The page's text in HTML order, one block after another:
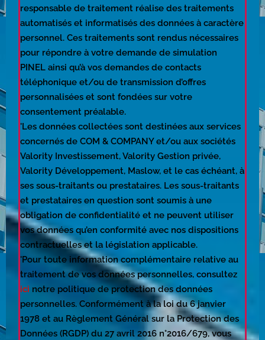
responsable de traitement réalise des traitements
automatisés et informatisés des données à caractère
personnel. Ces traitements sont rendus nécessaires
pour répondre à votre demande de simulation
PINEL ainsi qu’à vos demandes de contacts
téléphonique et/ou de transmission d’offres
personnalisées et sont fondées sur votre
consentement préalable.
'Les données collectées sont destinées aux services
concernés de COM & COMPANY et/ou aux sociétés
Valority Investissement, Valority Gestion privée,
Valority Développement, Maslow, et le cas échéant, à
ses sous-traitants ou prestataires. Les sous-traitants
et prestataires en question sont soumis à une
obligation de confidentialité et ne peuvent utiliser
vos données qu’en conformité avec nos dispositions
contractuelles et la législation applicable.
'Pour toute information complémentaire relative au
traitement de vos données personnelles, consultez
ici notre politique de protection des données
personnelles. Conformément à la loi du 6 janvier
1978 et au Règlement Général sur la Protection des
Données (RGDP) du 27 avril 2016 n°2016/679, vous